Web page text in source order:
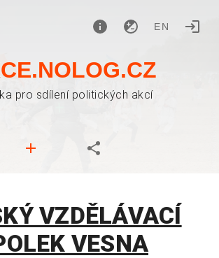
EN
pro sdílení politických akcí
VZDĚLÁVACÍ
VESNA